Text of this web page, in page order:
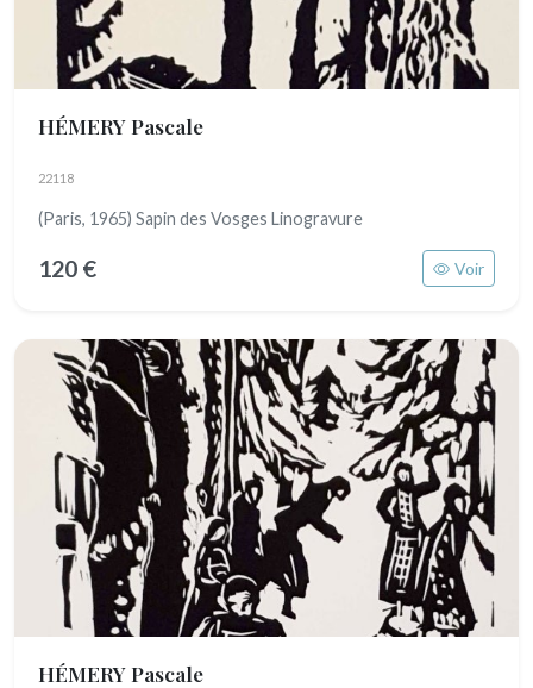
HÉMERY Pascale
22118
(Paris, 1965) Sapin des Vosges Linogravure
120 € Voir
HÉMERY Pascale